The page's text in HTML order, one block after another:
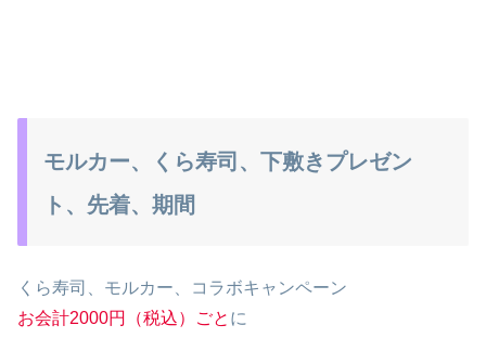
モルカー、くら寿司、下敷きプレゼン
ト、先着、期間
くら寿司、モルカー、コラボキャンペーン
お会計2000円（税込）ごと に